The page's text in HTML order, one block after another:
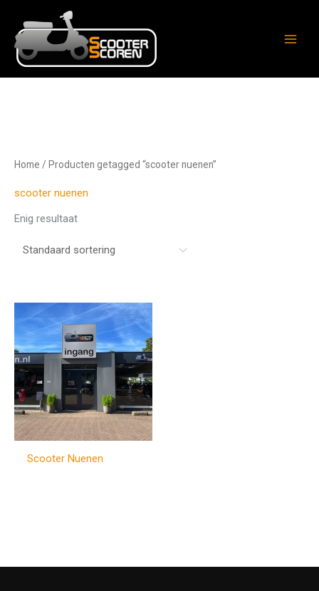
naar
inhoud
Home / Producten getagged “scooter nuenen”
scooter nuenen
Enig resultaat
Scooter Nuenen